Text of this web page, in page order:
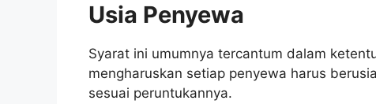
Usia Penyewa
Syarat ini umumnya tercantum dalam
mengharuskan setiap penyewa harus
sesuai peruntukannya.